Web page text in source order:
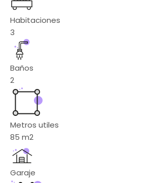
Habitaciones
3
Baños
2
Metros utiles
85 m2
Garaje